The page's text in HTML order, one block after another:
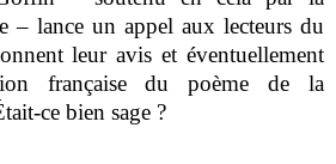
– lance un appel aux lecteurs du
leur avis et éventuellement
française du poème de la
ce bien sage ?